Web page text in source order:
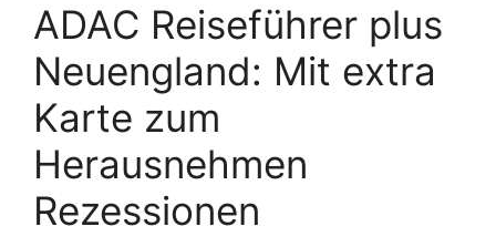
ADAC Reiseführer plus
Neuengland: Mit extra
Karte zum
Herausnehmen
Rezessionen